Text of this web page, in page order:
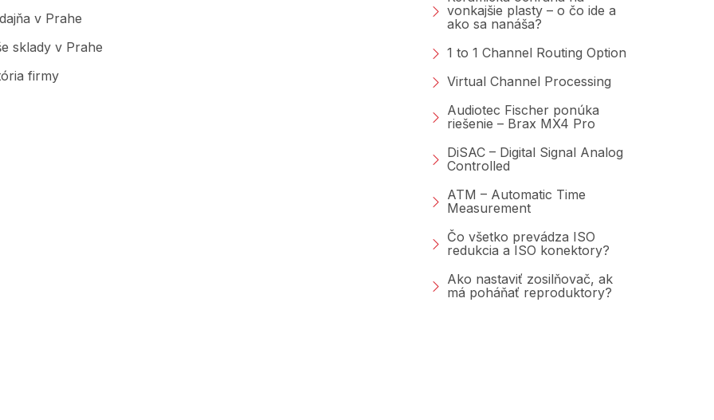
v Prahe
sklady v Prahe
firmy
vonkajšie plasty – o čo ide a
ako sa nanáša?
1 to 1 Channel Routing Option
Virtual Channel Processing
Audiotec Fischer ponúka
riešenie – Brax MX4 Pro
DiSAC – Digital Signal Analog
Controlled
ATM – Automatic Time
Measurement
Čo všetko prevádza ISO
redukcia a ISO konektory?
Ako nastaviť zosilňovač, ak
má poháňať reproduktory?